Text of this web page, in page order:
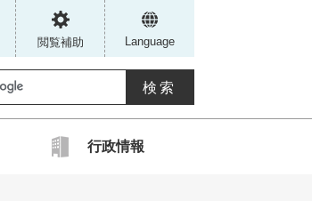
閲覧補助 Language
行政情報